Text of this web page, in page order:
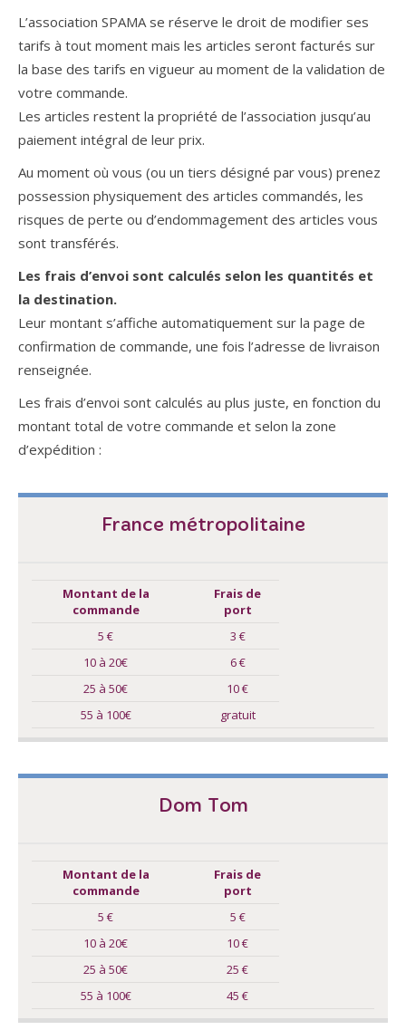
L’association SPAMA se réserve le droit de modifier ses
tarifs à tout moment mais les articles seront facturés sur
la base des tarifs en vigueur au moment de la validation de
votre commande.
Les articles restent la propriété de l’association jusqu’au
paiement intégral de leur prix.
Au moment où vous (ou un tiers désigné par vous) prenez
possession physiquement des articles commandés, les
risques de perte ou d’endommagement des articles vous
sont transférés.
Les frais d’envoi sont calculés selon les quantités et
la destination.
Leur montant s’affiche automatiquement sur la page de
confirmation de commande, une fois l’adresse de livraison
renseignée.
Les frais d’envoi sont calculés au plus juste, en fonction du
montant total de votre commande et selon la zone
d’expédition :
France métropolitaine
Montant de la
commande
Frais de
port
5 €
3 €
10 à 20€
6 €
25 à 50€
10 €
55 à 100€
gratuit
Dom Tom
Montant de la
commande
Frais de
port
5 €
5 €
10 à 20€
10 €
25 à 50€
25 €
55 à 100€
45 €